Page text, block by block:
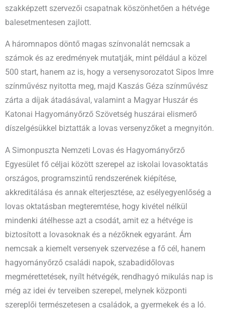
szakképzett szervezői csapatnak köszönhetően a hétvége
balesetmentesen zajlott.
A háromnapos döntő magas színvonalát nemcsak a
számok és az eredmények mutatják, mint például a közel
500 start, hanem az is, hogy a versenysorozatot Sipos Imre
színművész nyitotta meg, majd Kaszás Géza színművész
zárta a díjak átadásával, valamint a Magyar Huszár és
Katonai Hagyományőrző Szövetség huszárai elismerő
díszelgésükkel biztatták a lovas versenyzőket a megnyitón.
A Simonpuszta Nemzeti Lovas és Hagyományőrző
Egyesület fő céljai között szerepel az iskolai lovasoktatás
országos, programszintű rendszerének kiépítése,
akkreditálása és annak elterjesztése, az esélyegyenlőség a
lovas oktatásban megteremtése, hogy kivétel nélkül
mindenki átélhesse azt a csodát, amit ez a hétvége is
biztosított a lovasoknak és a nézőknek egyaránt. Ám
nemcsak a kiemelt versenyek szervezése a fő cél, hanem
hagyományőrző családi napok, szabadidőlovas
megmérettetések, nyílt hétvégék, rendhagyó mikulás nap is
még az idei év terveiben szerepel, melynek központi
szereplői természetesen a családok, a gyermekek és a ló.